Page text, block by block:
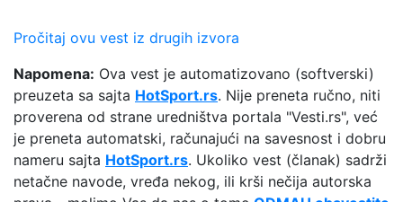
Pročitaj ovu vest iz drugih izvora
Napomena: Ova vest je automatizovano (softverski)
preuzeta sa sajta HotSport.rs. Nije preneta ručno, niti
proverena od strane uredništva portala "Vesti.rs", već
je preneta automatski, računajući na savesnost i dobru
nameru sajta HotSport.rs. Ukoliko vest (članak) sadrži
netačne navode, vređa nekog, ili krši nečija autorska